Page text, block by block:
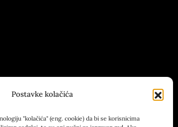
Postavke kolačića
"kolačića" (eng. cookie) da bi se korisnicima